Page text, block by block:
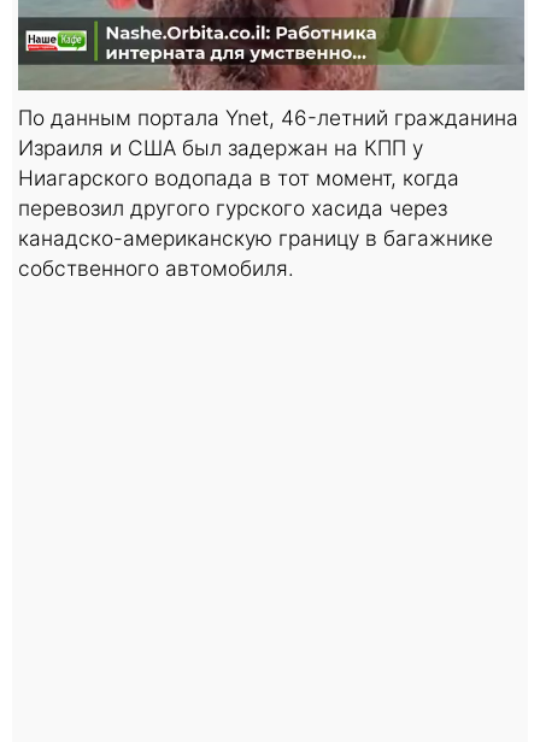
По данным портала Ynet, 46-летний гражданина
Израиля и США был задержан на КПП у
Ниагарского водопада в тот момент, когда
перевозил другого гурского хасида через
канадско-американскую границу в багажнике
собственного автомобиля.